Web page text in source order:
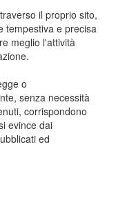
il proprio sito,
tempestiva e precisa
meglio l'attività
o
senza necessità
corrispondono
evince dai
ed